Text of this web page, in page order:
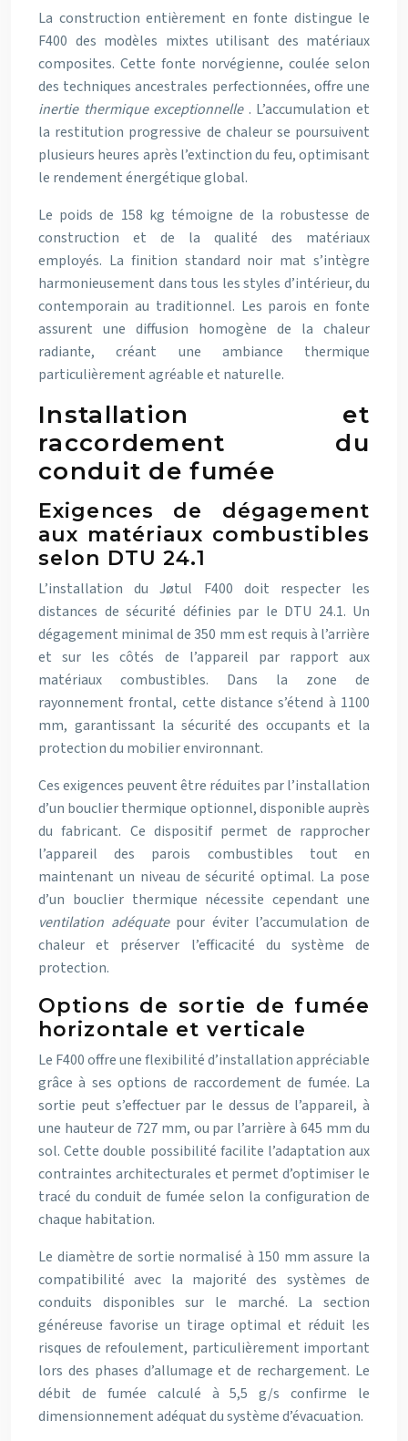
La construction entièrement en fonte distingue le
F400 des modèles mixtes utilisant des matériaux
composites. Cette fonte norvégienne, coulée selon
des techniques ancestrales perfectionnées, offre une
inertie thermique exceptionnelle . L’accumulation et
la restitution progressive de chaleur se poursuivent
plusieurs heures après l’extinction du feu, optimisant
le rendement énergétique global.
Le poids de 158 kg témoigne de la robustesse de
construction et de la qualité des matériaux
employés. La finition standard noir mat s’intègre
harmonieusement dans tous les styles d’intérieur, du
contemporain au traditionnel. Les parois en fonte
assurent une diffusion homogène de la chaleur
radiante, créant une ambiance thermique
particulièrement agréable et naturelle.
Installation et
raccordement du
conduit de fumée
Exigences de dégagement
aux matériaux combustibles
selon DTU 24.1
L’installation du Jøtul F400 doit respecter les
distances de sécurité définies par le DTU 24.1. Un
dégagement minimal de 350 mm est requis à l’arrière
et sur les côtés de l’appareil par rapport aux
matériaux combustibles. Dans la zone de
rayonnement frontal, cette distance s’étend à 1100
mm, garantissant la sécurité des occupants et la
protection du mobilier environnant.
Ces exigences peuvent être réduites par l’installation
d’un bouclier thermique optionnel, disponible auprès
du fabricant. Ce dispositif permet de rapprocher
l’appareil des parois combustibles tout en
maintenant un niveau de sécurité optimal. La pose
d’un bouclier thermique nécessite cependant une
ventilation adéquate pour éviter l’accumulation de
chaleur et préserver l’efficacité du système de
protection.
Options de sortie de fumée
horizontale et verticale
Le F400 offre une flexibilité d’installation appréciable
grâce à ses options de raccordement de fumée. La
sortie peut s’effectuer par le dessus de l’appareil, à
une hauteur de 727 mm, ou par l’arrière à 645 mm du
sol. Cette double possibilité facilite l’adaptation aux
contraintes architecturales et permet d’optimiser le
tracé du conduit de fumée selon la configuration de
chaque habitation.
Le diamètre de sortie normalisé à 150 mm assure la
compatibilité avec la majorité des systèmes de
conduits disponibles sur le marché. La section
généreuse favorise un tirage optimal et réduit les
risques de refoulement, particulièrement important
lors des phases d’allumage et de rechargement. Le
débit de fumée calculé à 5,5 g/s confirme le
dimensionnement adéquat du système d’évacuation.